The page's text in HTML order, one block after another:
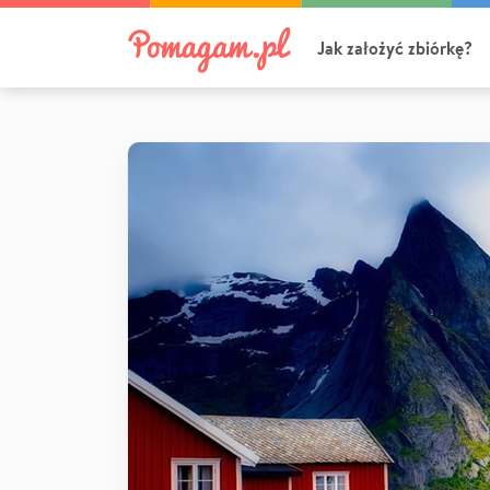
Jak założyć zbiórkę?